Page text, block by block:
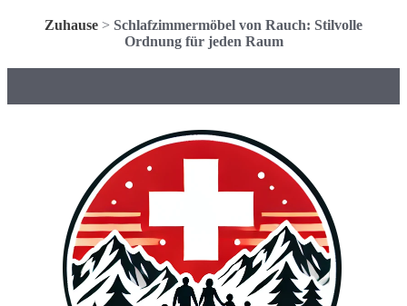
Zuhause > Schlafzimmermöbel von Rauch: Stilvolle
Ordnung für jeden Raum